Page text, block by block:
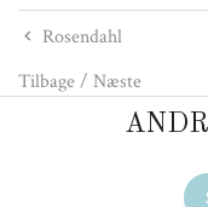
Rosendahl
Tilbage/ Næste